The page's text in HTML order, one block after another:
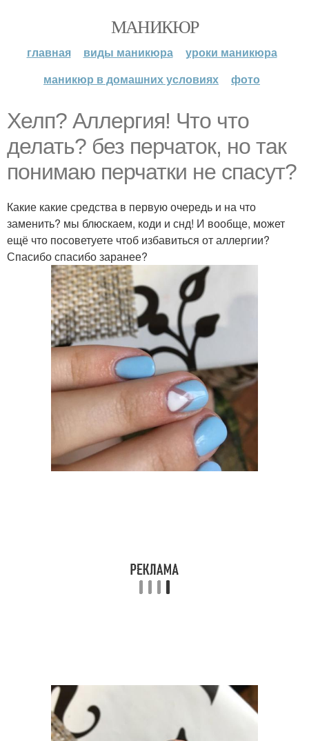
МАНИКЮР
главная виды маникюра
уроки маникюра
маникюр в домашних условиях
фото
Хелп? Аллергия! Что что
делать? без перчаток, но так
понимаю перчатки не спасут?
Какие какие средства в первую очередь и на что
заменить? мы блюскаем, коди и снд! И вообще, может
ещё что посоветуете чтоб избавиться от аллергии?
Спасибо спасибо заранее?